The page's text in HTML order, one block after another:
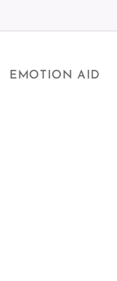
EMOTION AID